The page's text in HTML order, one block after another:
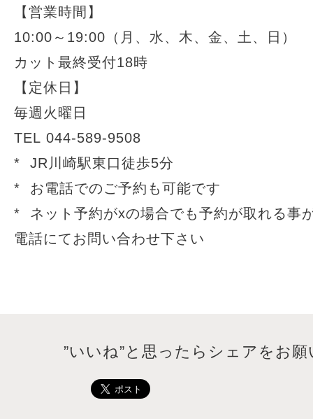
【営業時間】
10:00～19:00（月、水、木、金、土、日）
カット最終受付18時
【定休日】
毎週火曜日
TEL 044-589-9508
* JR川崎駅東口徒歩5分
* お電話でのご予約も可能です
* ネット予約がxの場合でも予約が取れる事
電話にてお問い合わせ下さい
”いいね”と思ったらシェアをお